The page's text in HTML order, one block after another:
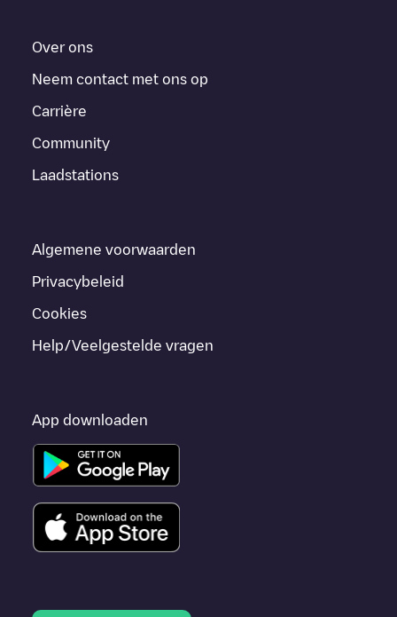
Over ons
Neem contact met ons op
Carrière
Community
Laadstations
Algemene voorwaarden
Privacybeleid
Cookies
Help/Veelgestelde vragen
App downloaden